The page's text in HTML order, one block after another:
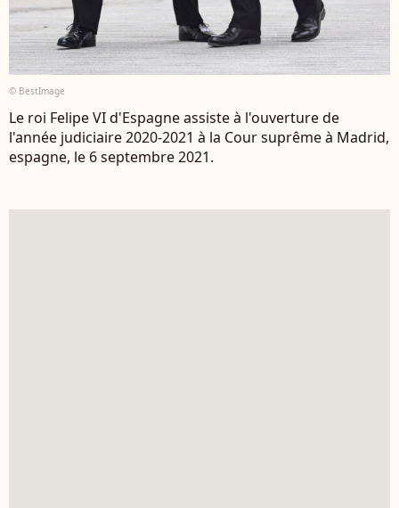
© BestImage
Le roi Felipe VI d'Espagne assiste à l'ouverture de
l'année judiciaire 2020-2021 à la Cour suprême à Madrid,
espagne, le 6 septembre 2021.